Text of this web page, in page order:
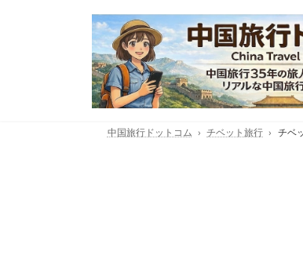
中国旅行ドットコム チベット旅行 チベ